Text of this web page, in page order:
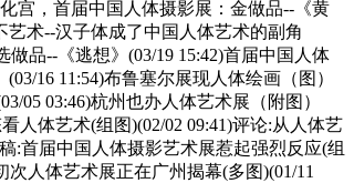
宫，首届中国人体摄影展：金做品--《黄
艺术--汉子体成了中国人体艺术的副角
品--《逃想》(03/19 15:42)首届中国人体
16 11:54)布鲁塞尔展现人体绘画（图）
05 03:46)杭州也办人体艺术展（附图）
人体艺术(组图)(02/02 09:41)评论:从人体艺
:首届中国人体摄影艺术展惹起强烈反应(组
人体艺术展正在广州揭幕(多图)(01/11